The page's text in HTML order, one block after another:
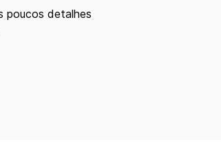
poucos detalhes